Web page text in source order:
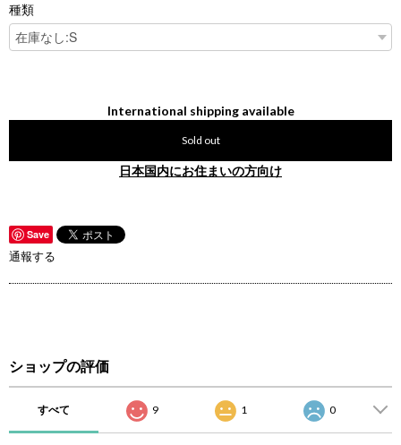
種類
International shipping available
Sold out
日本国内にお住まいの方向け
Save
通報する
ショップの評価
すべて 9 1 0